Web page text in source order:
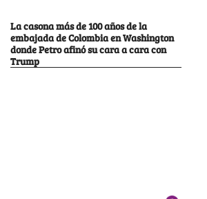
La casona más de 100 años de la
embajada de Colombia en Washington
donde Petro afinó su cara a cara con
Trump